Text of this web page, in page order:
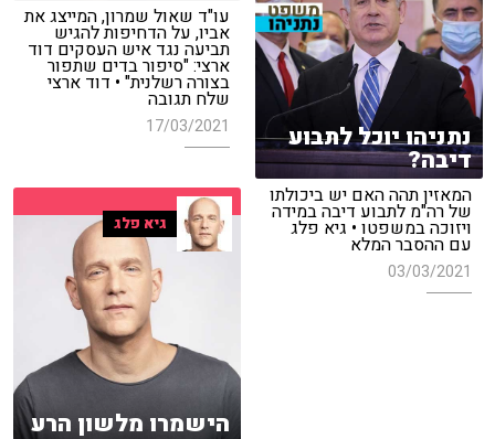
עו"ד שאול שמרון, המייצג את
אביו, על הדחיפות להגיש
תביעה נגד איש העסקים דוד
ארצי: "סיפור בדים שתפור
בצורה רשלנית" • דוד ארצי
שלח תגובה
17/03/2021 נתניהו יוכל לתבוע
דיבה?
המאזין תהה האם יש ביכולתו
של רה"מ לתבוע דיבה במידה
ויזוכה במשפטו • גיא פלג
עם ההסבר המלא
03/03/2021
גיא פלג
הישמרו מלשון הרע